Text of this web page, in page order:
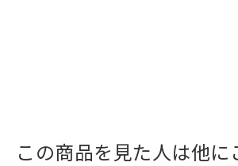
この商品を見た人は他に